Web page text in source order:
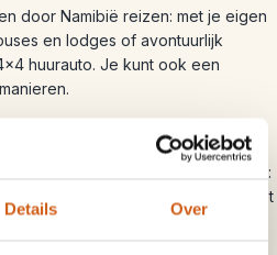
Details Over
door Namibië reizen: met je eigen
en lodges of avontuurlijk
huurauto. Je kunt ook een
tijdens je Namibië vakantie:
je hebt alle vrijheid. Het wegennet
rijdt aan de linkerkant van de
bestaat uit onverharde